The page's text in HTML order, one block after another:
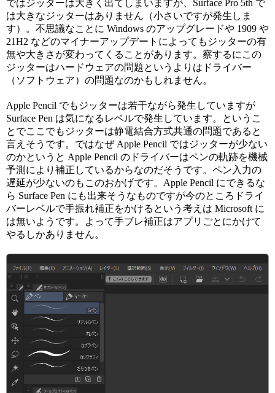
ではジッターは大きく出てしまいますが、Surface Pro 5th で
は大きなジッターはありません（小さいですが発生しま
す）。不思議なことに Windows のアップグレードや 1909 や
21H2 などのマイナーアップデートによってもジッターの有
無や大きさが変わってくることがあります。察するにこの
ジッターはハードウェアの問題というよりはドライバー
（ソフトウェア）の問題なのかもしれません。
Apple Pencil でもジッターは若干ながら発生していますが
Surface Pen は気になるレベルで発生しています。というこ
とでここでもジッターは静電結合方式共通の問題であると
言えそうです。ではなぜ Apple Pencil ではジッターが少ない
のかというと Apple Pencil のドライバーはペンの軌跡を機械
予測により補正しているからなのだそうです。ペン入力の
遅延が少ないのもこのおかげです。Apple Pencil にできるな
ら Surface Pen にも出来そうなものですが今のところドライ
バーレベルで手振れ補正をかけるという考えは Microsoft に
は無いようです。よって手ブレ補正はアプリごとにかけて
やるしかありません。